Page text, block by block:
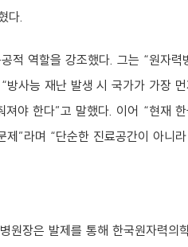
다.
적 역할을 강조했다. 그는 “원자력
방사능 재난 발생 시 국가가 가장
야 한다”고 말했다. 이어 “현재
”라며 “단순한 진료공간이 아니
원장은 발제를 통해 한국원자력의